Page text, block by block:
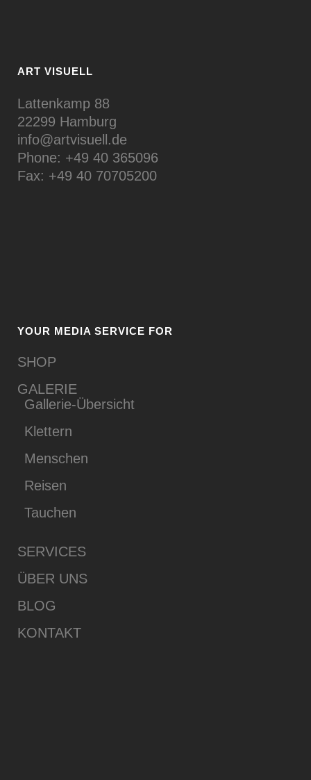
ART VISUELL
Lattenkamp 88
22299 Hamburg
info@artvisuell.de
Phone: +49 40 365096
Fax: +49 40 70705200
YOUR MEDIA SERVICE FOR
SHOP
GALERIE
Gallerie-Übersicht
Klettern
Menschen
Reisen
Tauchen
SERVICES
ÜBER UNS
BLOG
KONTAKT